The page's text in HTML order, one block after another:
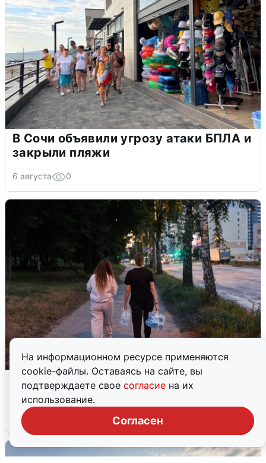
На информационном ресурсе применяются
cookie-файлы. Оставаясь на сайте, вы
подтверждаете свое согласие на их
использование.
Согласен
В Сочи объявили угрозу атаки БПЛА и
закрыли пляжи
6 августа 0
Опубликована карта отключений
воды в Воронеже
6 августа